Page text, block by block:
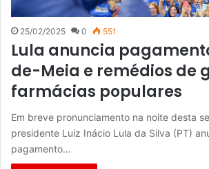
25/02/2025 0 551
Lula anuncia
de-Meia e remédios de
farmácias populares
Em breve pronunciamento na noite desta
presidente Luiz Inácio Lula da Silva (PT)
pagamento…